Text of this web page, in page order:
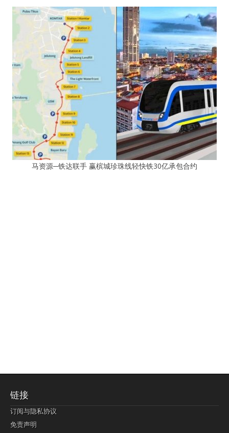
马资源─铁达联手 赢槟城珍珠线轻快铁30亿承包合约
链接
订阅与隐私协议
免责声明